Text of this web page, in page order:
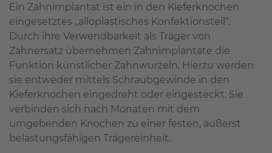
Ein Zahnimplantat ist ein in den Kieferknochen
eingesetztes „alloplastisches Konfektionsteil“.
Durch ihre Verwendbarkeit als Träger von
Zahnersatz übernehmen Zahnimplantate die
Funktion künstlicher Zahnwurzeln. Hierzu werden
sie entweder mittels Schraubgewinde in den
Kieferknochen eingedreht oder eingesteckt. Sie
verbinden sich nach Monaten mit dem
umgebenden Knochen zu einer festen, äußerst
belastungsfähigen Trägereinheit.